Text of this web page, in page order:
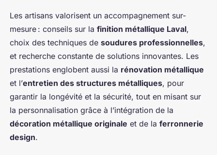
Les artisans valorisent un accompagnement sur-
mesure : conseils sur la finition métallique Laval,
choix des techniques de soudures professionnelles,
et recherche constante de solutions innovantes. Les
prestations englobent aussi la rénovation métallique
et l’entretien des structures métalliques, pour
garantir la longévité et la sécurité, tout en misant sur
la personnalisation grâce à l’intégration de la
décoration métallique originale et de la ferronnerie
design.